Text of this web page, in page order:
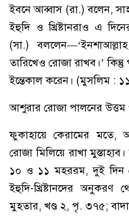
ইবনে আব্বাস (রা.) বলেন,
ইহুদি ও খ্রিষ্টানরাও এ
(সা.)
তারিখেও রোজা রাখব।’
ইন্তেকাল করেন। (মুসলিম :
আশুরার রোজা পালনের উত্তম
ফুকাহায়ে কেরামের মতে,
রোজা মিলিয়ে রাখা
১০ ও ১১ মহররম, দুই দিন
ইহুদি-খ্রিষ্টানদের অনুকরণ
মুহতার, খণ্ড ২, পৃ. ৩৭৫;